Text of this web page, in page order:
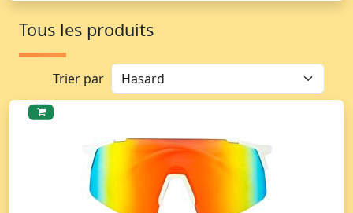
Tous les produits
Trier par